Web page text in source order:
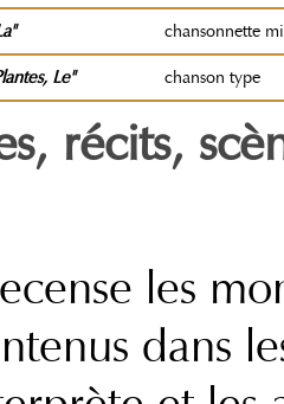
chansonnette
Le" chanson type
récits,
les
dans